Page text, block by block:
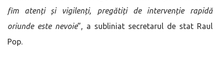
fim atenți și vigilenți, pregătiți de intervenție rapidă
oriunde este nevoie”, a subliniat secretarul de stat Raul
Pop.